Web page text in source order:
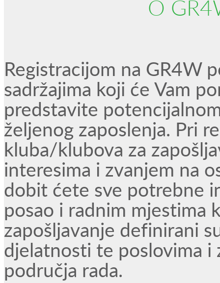
O
Registracijom na GR4W
sadržajima koji će Vam
predstavite
željenog zaposlenja. Pri
kluba/klubova za
interesima i zvanjem na
dobit ćete sve potrebne
posao i radnim mjestima
zapošljavanje definirani
djelatnosti te poslovima i
područja rada.